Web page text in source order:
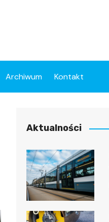
Archiwum Kontakt
Aktualności